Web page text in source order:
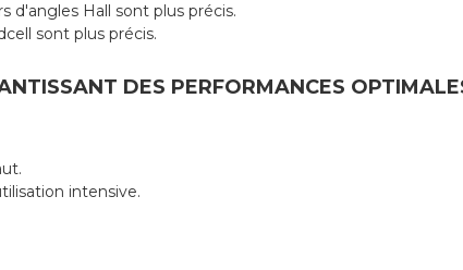
d'angles Hall sont plus précis.
sont plus précis.
DES PERFORMANCES
intensive.